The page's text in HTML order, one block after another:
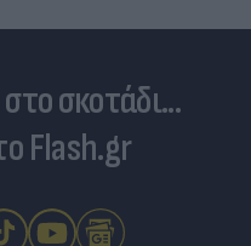
σκοτάδι...
Flash.gr